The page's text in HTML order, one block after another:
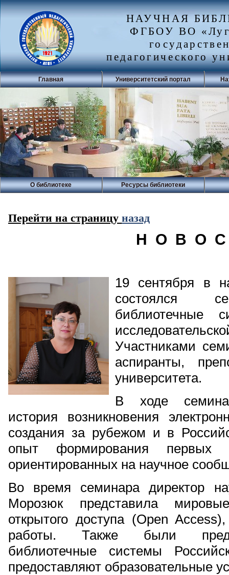
НАУЧНАЯ
ФГБОУ ВО
педагогического
Главная Университетский портал
О библиотеке Ресурсы библиотеки
Перейти на страницу назад
Н О В О
19 сентября в
состоялся
библиотечные
Участниками
аспиранты,
университета.
В ходе
история возникновения
создания за рубежом и в
опыт формирования первых
ориентированных на научное
Во время семинара директор
Морозюк представила
открытого доступа (Open
работы. Также были
библиотечные системы
предоставляют образовательные